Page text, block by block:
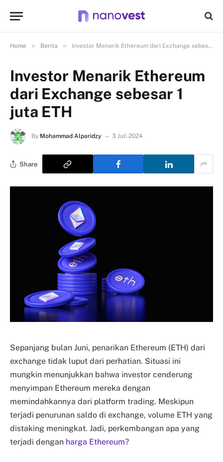
Home » Berita » Investor Menarik Ethereum dari Exchange sebesar 1 juta ETH
Investor Menarik Ethereum
dari Exchange sebesar 1
juta ETH
By Mohammad Alparidzy 3 Juli 2024
Share
Sepanjang bulan Juni, penarikan Ethereum (ETH) dari
exchange tidak luput dari perhatian. Situasi ini
mungkin menunjukkan bahwa investor cenderung
menyimpan Ethereum mereka dengan
memindahkannya dari platform trading. Meskipun
terjadi penurunan saldo di exchange, volume ETH yang
distaking meningkat. Jadi, perkembangan apa yang
terjadi dengan harga Ethereum?